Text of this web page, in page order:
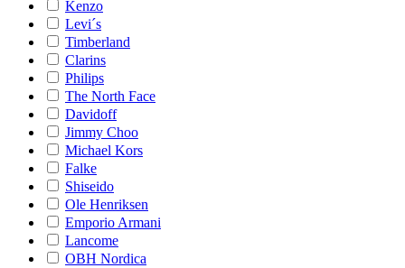
Kenzo
Levi´s
Timberland
Clarins
Philips
The North Face
Davidoff
Jimmy Choo
Michael Kors
Falke
Shiseido
Ole Henriksen
Emporio Armani
Lancome
OBH Nordica